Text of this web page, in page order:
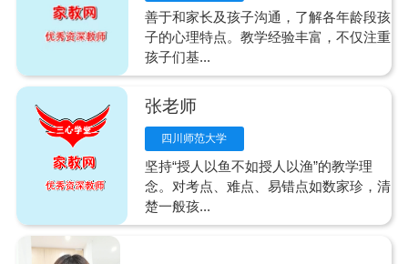
善于和家长及孩子沟通，了解各年龄段孩
子的心理特点。教学经验丰富，不仅注重
孩子们基...
张老师
四川师范大学
坚持“授人以鱼不如授人以渔”的教学理
念。对考点、难点、易错点如数家珍，清
楚一般孩...